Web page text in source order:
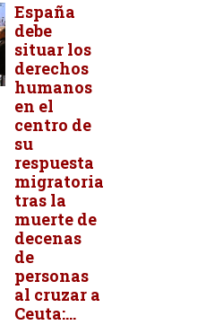
España
debe
situar los
derechos
humanos
en el
centro de
su
respuesta
migratoria
tras la
muerte de
decenas
de
personas
al cruzar a
Ceuta:...